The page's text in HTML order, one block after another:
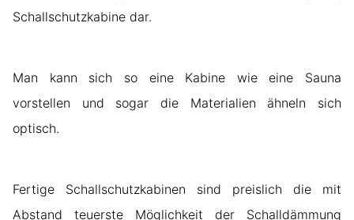
Schallschutzkabine dar.
Man kann sich so eine Kabine wie eine Sauna
vorstellen und sogar die Materialien ähneln sich
optisch.
Fertige Schallschutzkabinen sind preislich die mit
Abstand teuerste Möglichkeit der Schalldämmung